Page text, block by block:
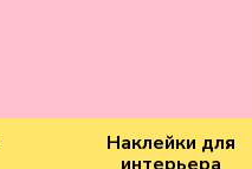
Наклейки для